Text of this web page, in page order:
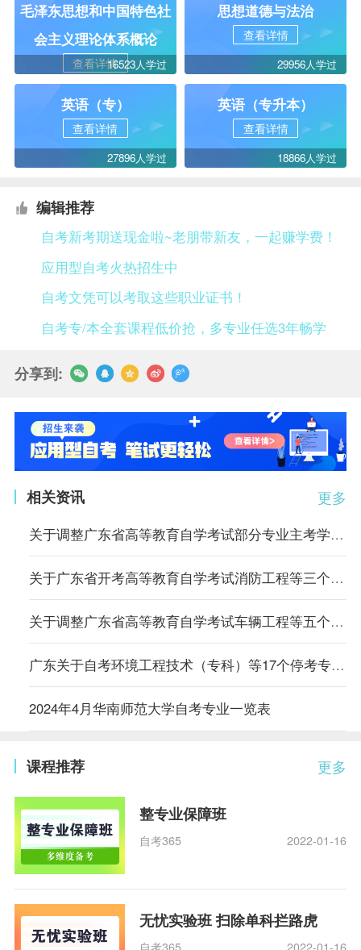
毛泽东思想和中国特色社
会主义理论体系概论
查看详情16523人学过
思想道德与法治
查看详情
29956人学过
英语（专）
查看详情
27896人学过
英语（专升本）
查看详情
18866人学过
编辑推荐
自考新考期送现金啦~老朋带新友，一起赚学费！
应用型自考火热招生中
自考文凭可以考取这些职业证书！
自考专/本全套课程低价抢，多专业任选3年畅学
分享到:
更多
相关资讯
关于调整广东省高等教育自学考试部分专业主考学校的通知
关于广东省开考高等教育自学考试消防工程等三个专业的通知
关于调整广东省高等教育自学考试车辆工程等五个专业主考学校的通知
广东关于自考环境工程技术（专科）等17个停考专业毕业办理时间的通告
2024年4月华南师范大学自考专业一览表
更多
课程推荐
整专业保障班
自考365 2022-01-16
无忧实验班 扫除单科拦路虎